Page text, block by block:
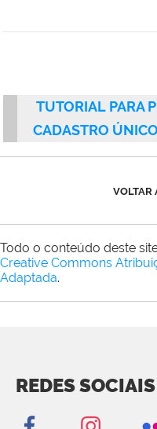
TUTORIAL PARA
CADASTRO
VOLTAR
Todo o conteúdo deste
Creative Commons
Adaptada.
REDES SOCIAIS